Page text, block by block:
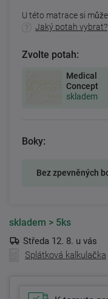
U této matrace si
Jaký potah vybrat?
Zvolte potah:
Medical
Concept
skladem
Boky:
Bez zpevněných
skladem > 5ks
Středa 12. 8. u vás
Splátková kalkulačka